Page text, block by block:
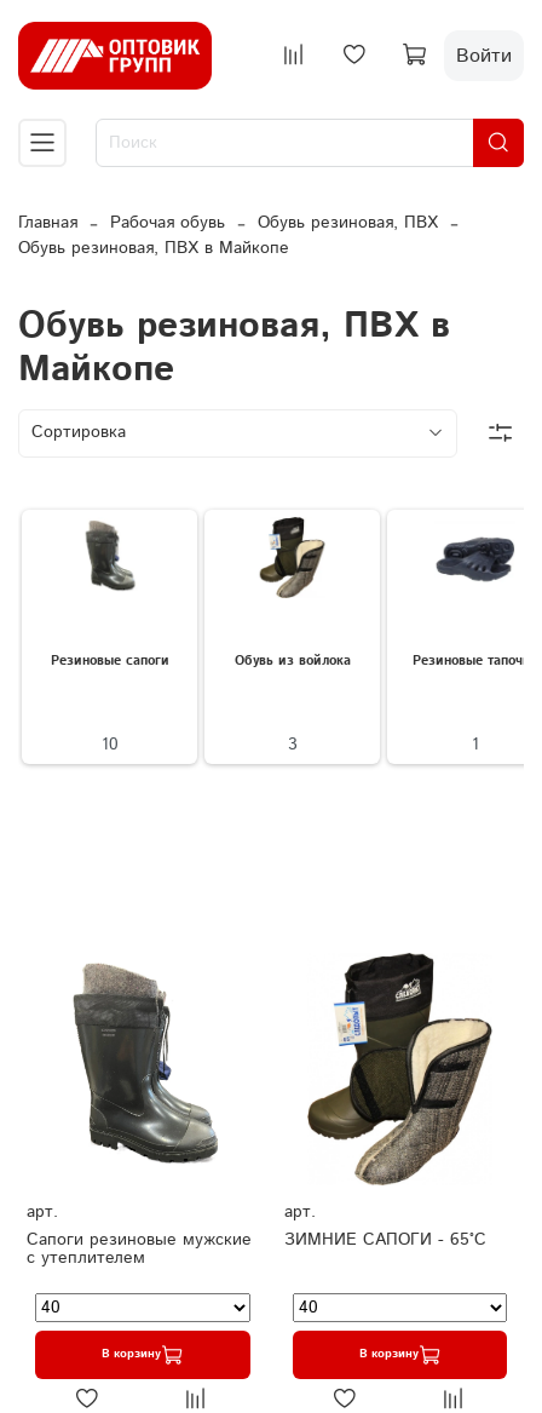
Войти
Главная Рабочая обувь
Обувь резиновая, ПВХ
Обувь резиновая, ПВХ в Майкопе
Обувь резиновая, ПВХ в
Майкопе
Резиновые сапоги
10
Обувь из войлока
3
Резиновые тапочки
1
арт.
Сапоги резиновые мужские
с утеплителем
В корзину
арт.
ЗИМНИЕ САПОГИ - 65°C
В корзину